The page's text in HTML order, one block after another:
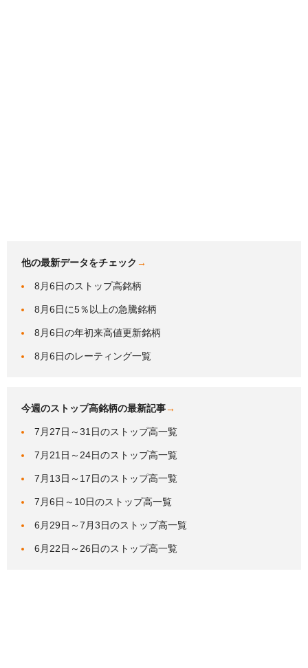
他の最新データをチェック →
8月6日のストップ高銘柄
8月6日に5％以上の急騰銘柄
8月6日の年初来高値更新銘柄
8月6日のレーティング一覧
今週のストップ高銘柄の最新記事→
7月27日～31日のストップ高一覧
7月21日～24日のストップ高一覧
7月13日～17日のストップ高一覧
7月6日～10日のストップ高一覧
6月29日～7月3日のストップ高一覧
6月22日～26日のストップ高一覧